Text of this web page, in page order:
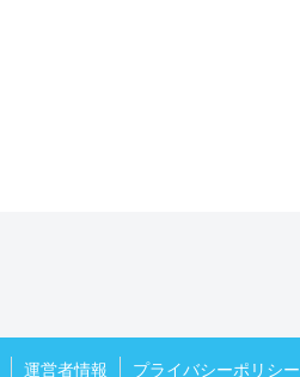
運営者情報 プライバシーポリシー